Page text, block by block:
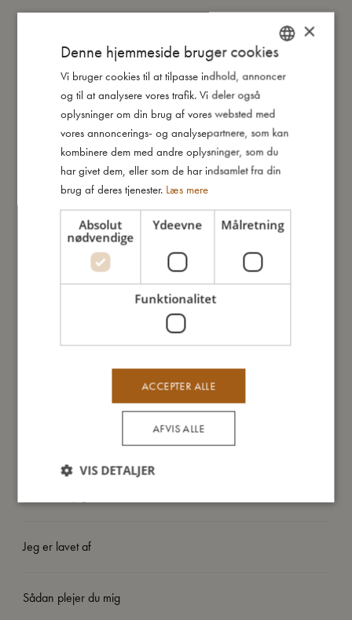
TILFØJ TIL KURV
TILFØJ TIL ØNSKESKYEN
Isa grab ball er designet med henblik på motorisk udvikling.
Med hjertet i alle vores produkter har vi skabt en bold-
kollektion med taktile overflader, gode egenskaber og i fine
farvenuancer.
Isa grab ball er produceret i 100% naturgummi og er med til at
stimulere barnets motorik og gribereflekser. Med en fin mild
klokkelyd indeni stimulerer den også barnets høresans. På
overfladen er der produceret små dupper, som giver et godt
greb for selv helt små hænder, samtidig er alle kanter bløde,
så de kan hjælpe på ømme gummer og er samtidig
variere en smule fra billedet.
Jeg er lavet af
Sådan plejer du mig
DANISH
GERMAN
×
Denne hjemmeside bruger cookies
Vi bruger cookies til at tilpasse indhold, annoncer
og til at analysere vores trafik. Vi deler også
oplysninger om din brug af vores websted med
vores annoncerings- og analysepartnere, som kan
kombinere dem med andre oplysninger, som du
har givet dem, eller som de har indsamlet fra din
brug af deres tjenester. Læs mere
Absolut
nødvendige
Ydeevne Målretning
Funktionalitet
ACCEPTER ALLE
AFVIS ALLE
VIS DETALJER